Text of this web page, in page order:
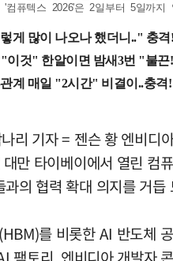
퓨텍스 2026'은 2일부터 5일까지
리 기자 = 젠슨 황 엔비디
만 타이베이에서 열린 컴
의 협력 확대 의지를 거듭
를 비롯한 AI 반도체